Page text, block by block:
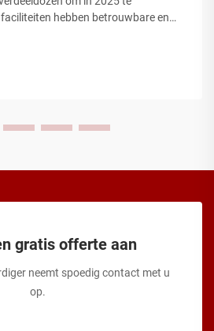
hebben betrouwbare en
Van productie…
gratis offerte aan
neemt spoedig contact met u
op.